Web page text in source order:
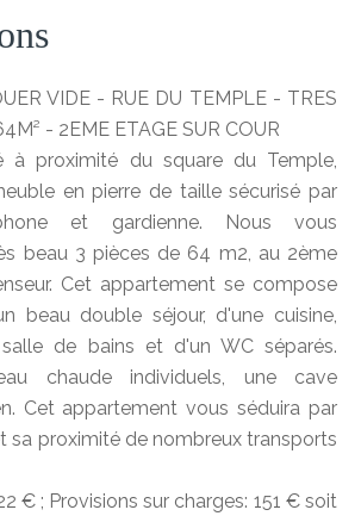
VIDE - RUE DU TEMPLE - TRES
- 2EME ETAGE SUR COUR
à proximité du square du Temple,
en pierre de taille sécurisé par
et gardienne. Nous vous
beau 3 pièces de 64 m2, au 2ème
Cet appartement se compose
beau double séjour, d'une cuisine,
de bains et d'un WC séparés.
chaude individuels, une cave
Cet appartement vous séduira par
sa proximité de nombreux transports
€ ; Provisions sur charges: 151 € soit